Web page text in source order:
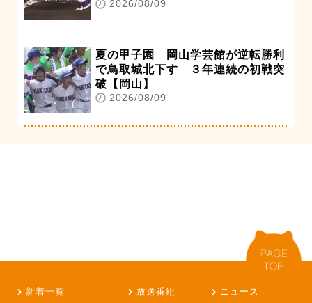
2026/08/09
夏の甲子園 岡山学芸館が逆転勝利
で鳥取城北下す ３年連続の初戦突
破【岡山】
2026/08/09
新着一覧 放送番組
ニュース